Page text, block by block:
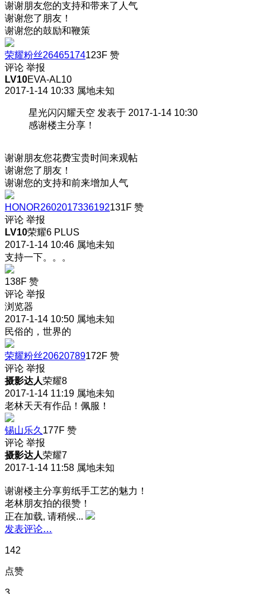
谢谢朋友您的支持和带来了人气
谢谢您了朋友！
谢谢您的鼓励和鞭策
荣耀粉丝26465174123F 赞
评论 举报
LV10EVA-AL10
2017-1-14 10:33 属地未知
星光闪闪耀天空 发表于 2017-1-14 10:30
感谢楼主分享！
谢谢朋友您花费宝贵时间来观帖
谢谢您了朋友！
谢谢您的支持和前来增加人气
HONOR2602017336192131F 赞
评论 举报
LV10荣耀6 PLUS
2017-1-14 10:46 属地未知
支持一下。。。
138F 赞
评论 举报
浏览器
2017-1-14 10:50 属地未知
民俗的，世界的
荣耀粉丝20620789172F 赞
评论 举报
摄影达人荣耀8
2017-1-14 11:19 属地未知
老林天天有作品！佩服！
锡山乐久 177F 赞
评论 举报
摄影达人荣耀7
2017-1-14 11:58 属地未知
谢谢楼主分享剪纸手工艺的魅力！
老林朋友拍的很赞！
正在加载, 请稍候...
发表评论…
142
点赞